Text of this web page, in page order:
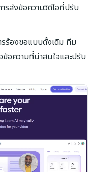
รส่งข้อความวิดีโอที่ปรับ
รร้องขอแบบดั้งเดิม ทีม
ข้อความที่น่าสนใจและปรับ